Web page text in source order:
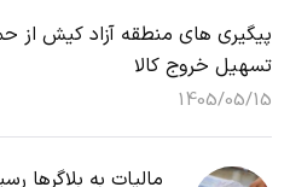
پیگیری های منطقه آزاد کیش از
تسهیل خروج کالا
1405/05/15
مالیات به بلاگرها